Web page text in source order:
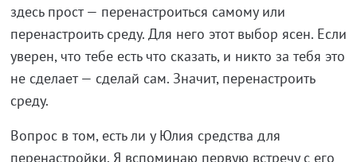
здесь прост — перенастроиться самому или
перенастроить среду. Для него этот выбор ясен. Если
уверен, что тебе есть что сказать, и никто за тебя это
не сделает — сделай сам. Значит, перенастроить
среду.
Вопрос в том, есть ли у Юлия средства для
перенастройки. Я вспоминаю первую встречу с его